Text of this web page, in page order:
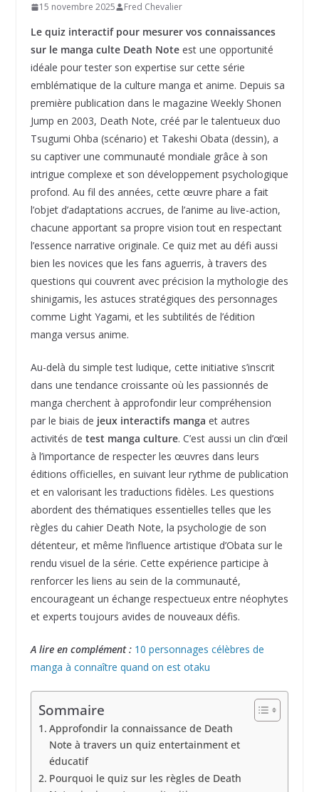
15 novembre 2025 Fred Chevalier
Le quiz interactif pour mesurer vos connaissances
sur le manga culte Death Noteest une opportunité
idéale pour tester son expertise sur cette série
emblématique de la culture manga et anime. Depuis sa
première publication dans le magazine Weekly Shonen
Jump en 2003, Death Note, créé par le talentueux duo
Tsugumi Ohba (scénario) et Takeshi Obata (dessin), a
su captiver une communauté mondiale grâce à son
intrigue complexe et son développement psychologique
profond. Au fil des années, cette œuvre phare a fait
l’objet d’adaptations accrues, de l’anime au live-action,
chacune apportant sa propre vision tout en respectant
l’essence narrative originale. Ce quiz met au défi aussi
bien les novices que les fans aguerris, à travers des
questions qui couvrent avec précision la mythologie des
shinigamis, les astuces stratégiques des personnages
comme Light Yagami, et les subtilités de l’édition
manga versus anime.
Au-delà du simple test ludique, cette initiative s’inscrit
dans une tendance croissante où les passionnés de
manga cherchent à approfondir leur compréhension
par le biais de jeux interactifs manga et autres
activités de test manga culture. C’est aussi un clin d’œil
à l’importance de respecter les œuvres dans leurs
éditions officielles, en suivant leur rythme de publication
et en valorisant les traductions fidèles. Les questions
abordent des thématiques essentielles telles que les
règles du cahier Death Note, la psychologie de son
détenteur, et même l’influence artistique d’Obata sur le
rendu visuel de la série. Cette expérience participe à
renforcer les liens au sein de la communauté,
encourageant un échange respectueux entre néophytes
et experts toujours avides de nouveaux défis.
A lire en complément : 10 personnages célèbres de
manga à connaître quand on est otaku
Sommaire
Approfondir la connaissance de Death
Note à travers un quiz entertainment et
éducatif
Pourquoi le quiz sur les règles de Death